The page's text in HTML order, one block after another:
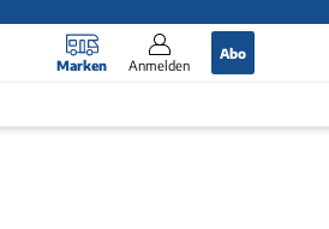
Marken Anmelden
Abo